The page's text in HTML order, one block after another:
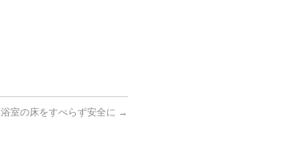
浴室の床をすべらず安全に →